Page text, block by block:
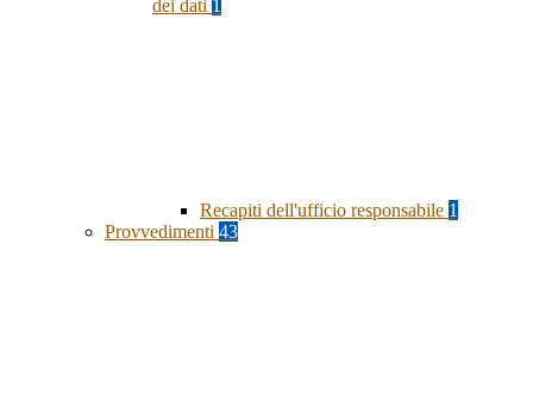
dei dati 1
Recapiti dell'ufficio responsabile 1
Provvedimenti 43